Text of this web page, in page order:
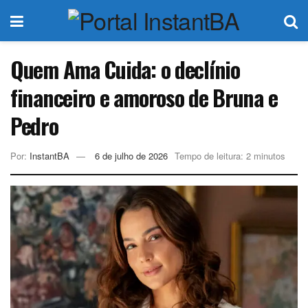
Quem Ama Cuida: o declínio
financeiro e amoroso de Bruna e
Pedro
Por: InstantBA 6 de julho de 2026 Tempo de leitura: 2 minutos